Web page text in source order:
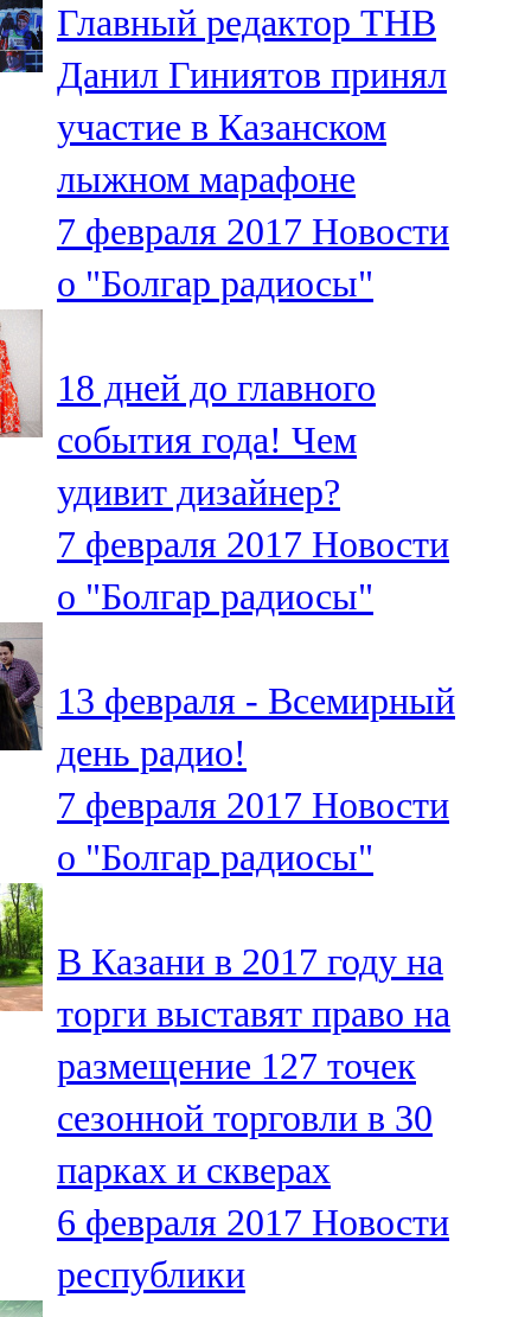
Нурлат
104,7 FM
Олы Әтнә
71,42 FM
Сарман
107,8 FM
106,1 FM
Түбән Кама
102,6 FM
Чирмешән
107,7 FM
103,0 FM
Чүпрәле
91,0 FM
Шәмәрдән
Яңа чишмә
107,0 FM
Яр Чаллы
105,5 FM
Главный редактор ТНВ
Данил Гиниятов принял
участие в Казанском
лыжном марафоне
7 февраля 2017 Новости
о "Болгар радиосы"
18 дней до главного
события года! Чем
удивит дизайнер?
7 февраля 2017 Новости
о "Болгар радиосы"
13 февраля - Всемирный
день радио!
7 февраля 2017 Новости
о "Болгар радиосы"
В Казани в 2017 году на
торги выставят право на
размещение 127 точек
сезонной торговли в 30
парках и скверах
6 февраля 2017 Новости
республики